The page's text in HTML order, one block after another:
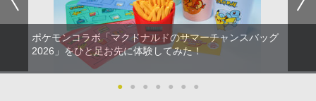
ポケモンコラボ「マクドナルドのサマーチャンスバッグ
2026」をひと足お先に体験してみた！
● ● ● ● ● ● ●